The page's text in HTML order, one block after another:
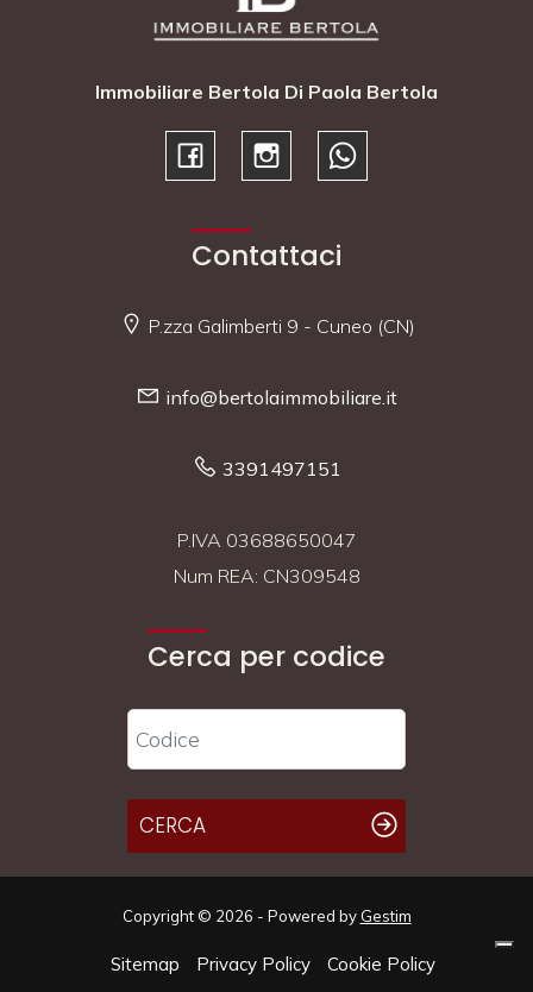
Immobiliare Bertola Di Paola Bertola
Contattaci
P.zza Galimberti 9 - Cuneo (CN)
info@bertolaimmobiliare.it
3391497151
P.IVA 03688650047
Num REA: CN309548
Cerca per codice
CERCA
Copyright © 2026 - Powered by Gestim
Sitemap Privacy Policy Cookie Policy